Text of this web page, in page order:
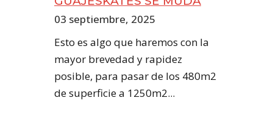
03 septiembre, 2025
Esto es algo que haremos con la
mayor brevedad y rapidez
posible, para pasar de los 480m2
de superficie a 1250m2...